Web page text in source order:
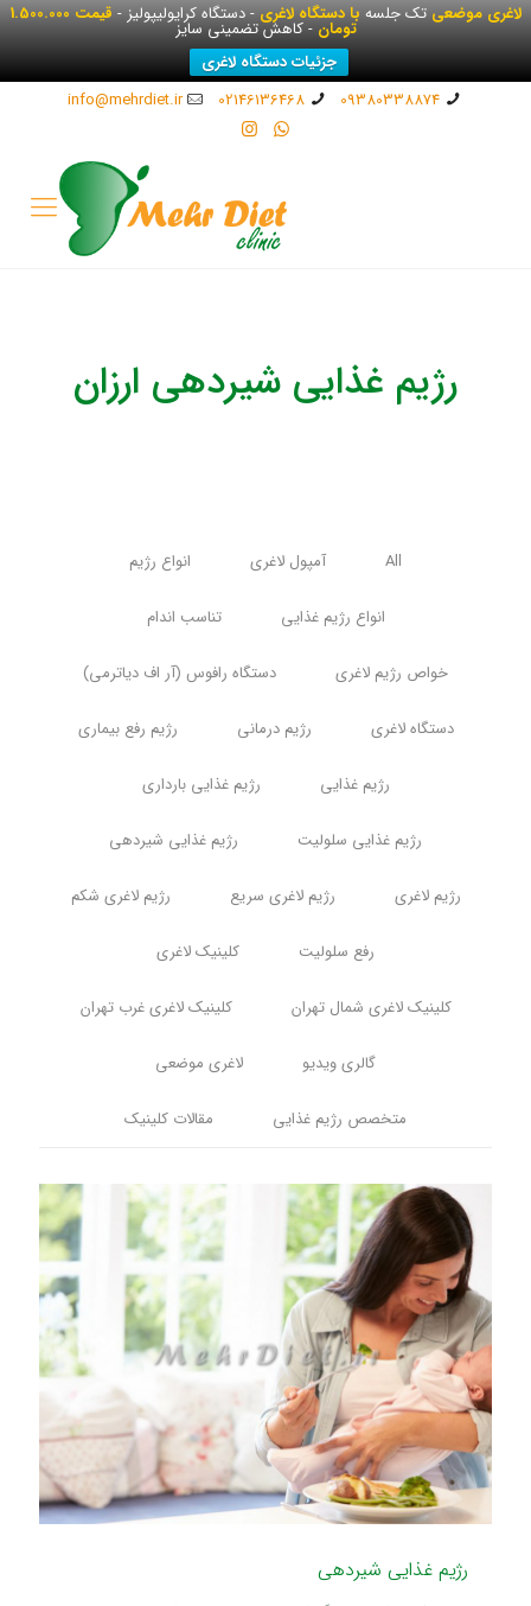
لاغری موضعیتک جلسهبا دستگاه لاغری- دستگاه کرایولیپولیز - قیمت 1.500.000
تومان- کاهش تضمینی سایز
جزئیات دستگاه لاغری
09380338874
02146136468
info@mehrdiet.ir
رژیم غذایی شیردهی ارزان
All آمپول لاغری انواع رژیم
انواع رژیم غذایی تناسب اندام
خواص رژیم لاغری دستگاه رافوس (آر اف دیاترمی)
دستگاه لاغری رژیم درمانی رژیم رفع بیماری
رژیم غذایی رژیم غذایی بارداری
رژیم غذایی سلولیت رژیم غذایی شیردهی
رژیم لاغری رژیم لاغری سریع رژیم لاغری شکم
رفع سلولیت کلینیک لاغری
کلینیک لاغری شمال تهران کلینیک لاغری غرب تهران
گالری ویدیو لاغری موضعی
متخصص رژیم غذایی مقالات کلینیک
رژیم غذایی شیردهی